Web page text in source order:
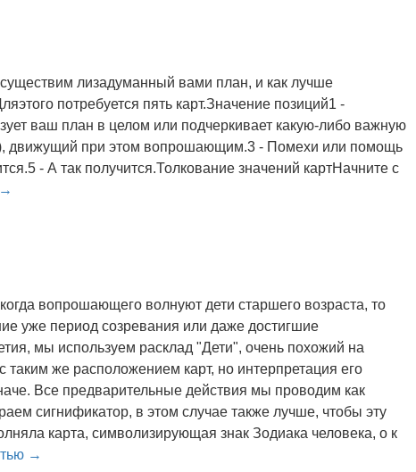
лизадуманный вами план, и как лучше
потребуется пять карт.Значение позиций1 -
ваш план в целом или подчеркивает какую-либо важную
движущий при этом вопрошающим.3 - Помехи или помощь
- А так получится.Толкование значений картНачните с
вопрошающего волнуют дети старшего возраста, то
уже период созревания или даже достигшие
мы используем расклад "Дети", очень похожий на
таким же расположением карт, но интерпретация его
Все предварительные действия мы проводим как
сигнификатор, в этом случае также лучше, чтобы эту
карта, символизирующая знак Зодиака человека, о к
→